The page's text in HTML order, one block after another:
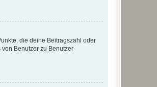
die deine Beitragszahl oder
Benutzer zu Benutzer